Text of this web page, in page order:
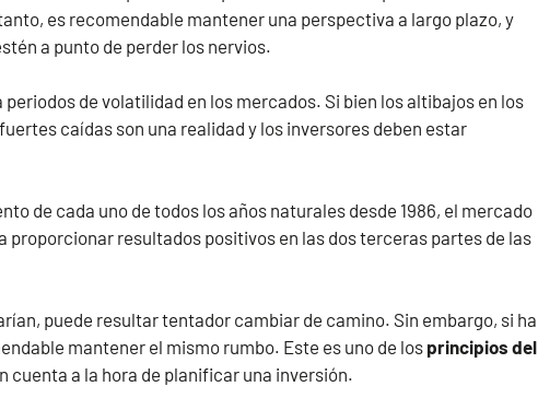
es recomendable mantener una perspectiva a largo plazo, y
a punto de perder los nervios.
de volatilidad en los mercados. Si bien los altibajos en los
caídas son una realidad y los inversores deben estar
de cada uno de todos los años naturales desde 1986, el mercado
proporcionar resultados positivos en las dos terceras partes de las
puede resultar tentador cambiar de camino. Sin embargo, si ha
mantener el mismo rumbo. Este es uno de los principios del
cuenta a la hora de planificar una inversión.